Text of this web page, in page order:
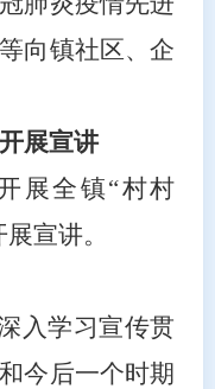
向镇社区、企
展宣讲
展全镇“村村
宣讲。
入学习宣传贯
今后一个时期